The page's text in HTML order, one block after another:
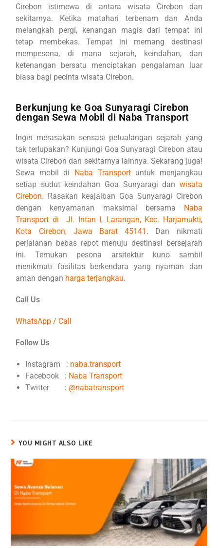
Cirebon istimewa di antara wisata Cirebon dan
sekitarnya. Ketika matahari terbenam dan Anda
melangkah pergi, kenangan magis dari tempat ini
tetap membekas. Tempat ini memang destinasi
mempesona, di mana sejarah, keindahan, dan
ketenangan bersatu menciptakan pengalaman luar
biasa bagi pecinta wisata Cirebon.
Berkunjung ke Goa Sunyaragi Cirebon
dengan Sewa Mobil di Naba Transport
Ingin merasakan sensasi petualangan sejarah yang
tak terlupakan? Kunjungi Goa Sunyaragi Cirebon atau
wisata Cirebon dan sekitarnya lainnya. Sekarang juga!
Sewa mobil di Naba Transportuntuk menjangkau
setiap sudut keindahan Goa Sunyaragi dan wisata
Cirebon. Rasakan keajaiban Goa Sunyaragi Cirebon
dengan kenyamanan maksimal bersama Naba
Transport di Jl. Intan I, Larangan, Kec. Harjamukti,
Kota Cirebon, Jawa Barat 45141 . Dan nikmati
perjalanan bebas repot menuju destinasi bersejarah
ini. Temukan pesona arsitektur kuno sambil
menikmati fasilitas berkendara yang nyaman dan
aman dengan harga terjangkau.
Call Us
WhatsApp / Call
Follow Us
Instagram : naba.transport
Facebook : Naba Transport
Twitter : @nabatransport
YOU MIGHT ALSO LIKE